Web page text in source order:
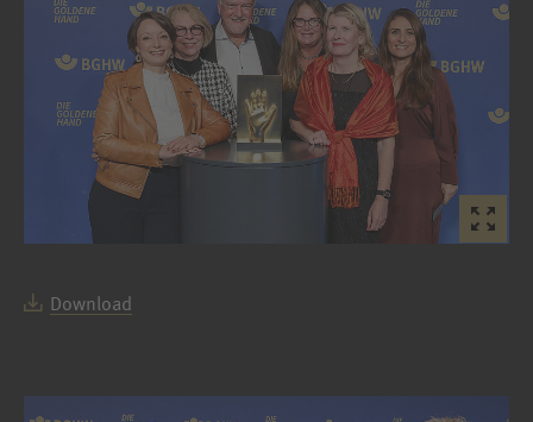
Download